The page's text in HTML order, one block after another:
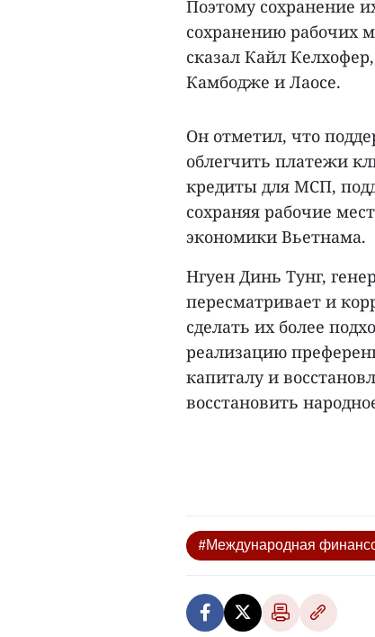
Поэтому сохранение
сохранению рабочих
сказал Кайл
Камбодже и Лаосе.
Он отметил, что
облегчить платежи
кредиты для МСП,
сохраняя рабочие
экономики Вьетнама.
Нгуен Динь Тунг,
пересматривает и
сделать их более
реализацию
капиталу и
восстановить
#Международная